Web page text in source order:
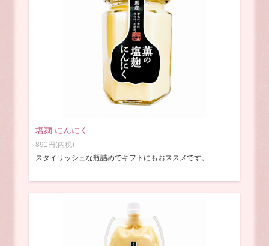
塩麹 にんにく
891円(内税)
スタイリッシュな瓶詰めでギフトにもおススメです。